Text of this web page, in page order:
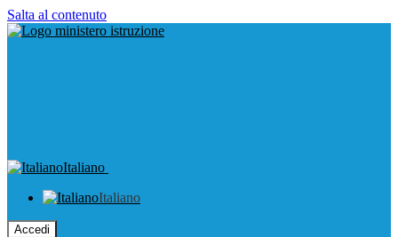
Salta al contenuto
Italiano
Italiano
Accedi